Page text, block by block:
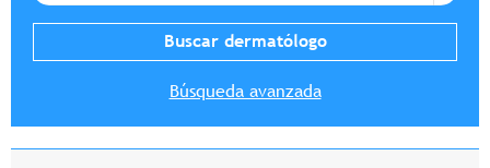
Búsqueda avanzada